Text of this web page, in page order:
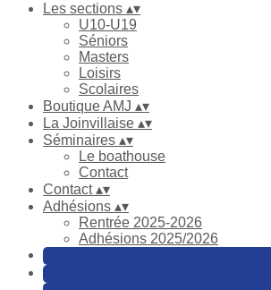
Les sections ▴▾
U10-U19
Séniors
Masters
Loisirs
Scolaires
Boutique AMJ ▴▾
La Joinvillaise ▴▾
Séminaires ▴▾
Le boathouse
Contact
Contact▴▾
Adhésions ▴▾
Rentrée 2025-2026
Adhésions 2025/2026